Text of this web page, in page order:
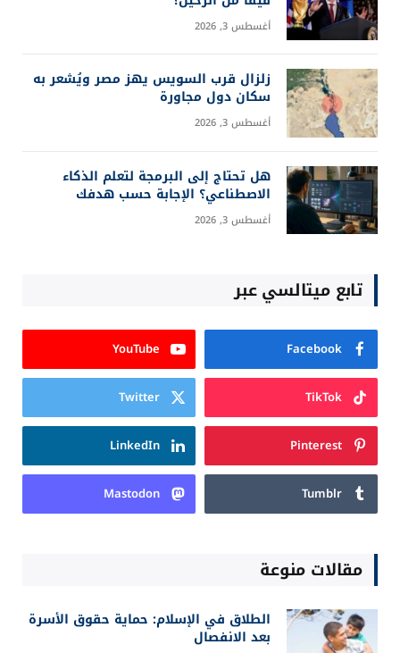
أغسطس 3, 2026
زلزال قرب السويس يهز مصر ويُشعر به
سكان دول مجاورة
أغسطس 3, 2026
هل تحتاج إلى البرمجة لتعلم الذكاء
الاصطناعي؟ الإجابة حسب هدفك
أغسطس 3, 2026
تابع ميتالسي عبر
Facebook
YouTube
TikTok
Twitter
Pinterest
LinkedIn
Tumblr
Mastodon
مقالات منوعة
الطلاق في الإسلام: حماية حقوق الأسرة
بعد الانفصال